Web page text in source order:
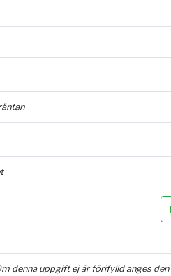
denna uppgift ej är förifylld anges